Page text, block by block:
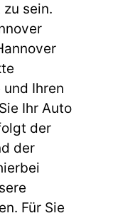
sein.
Ihren
Ihr Auto
der
der
Für Sie